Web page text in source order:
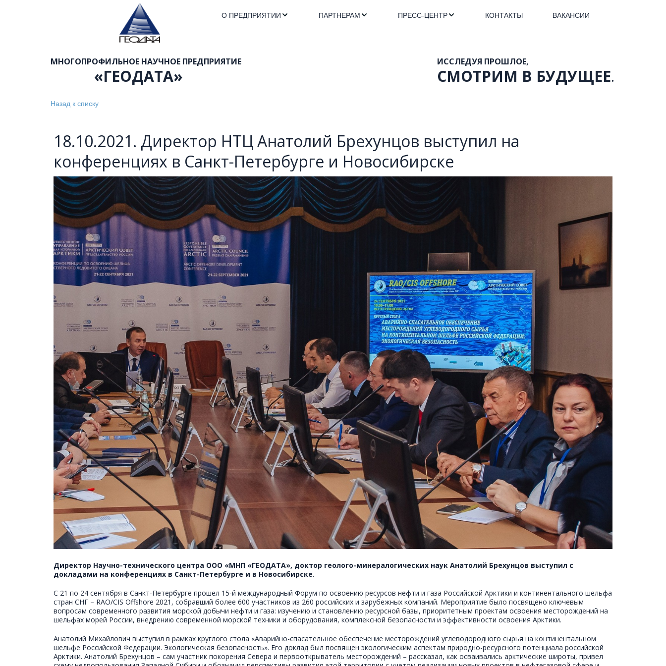
О ПРЕДПРИЯТИИ ПАРТНЕРАМ ПРЕСС-ЦЕНТР КОНТАКТЫ ВАКАНСИИ
МНОГОПРОФИЛЬНОЕ НАУЧНОЕ ПРЕДПРИЯТИЕ
«ГЕОДАТА» СМОТРИМ В БУДУЩЕЕ.
Назад к списку
18.10.2021. Директор НТЦ Анатолий Брехунцов выступил на
конференциях в Санкт-Петербурге и Новосибирске
Директор Научно-технического центра ООО «МНП «ГЕОДАТА», доктор геолого-минералогических наук Анатолий Брехунцов выступил с
докладами на конференциях в Санкт-Петербурге и в Новосибирске.
С 21 по 24 сентября в Санкт-Петербурге прошел 15-й международный Форум по освоению ресурсов нефти и газа Российской Арктики и континентального шельфа
стран СНГ – RAO/CIS Offshore 2021, собравший более 600 участников из 260 российских и зарубежных компаний. Мероприятие было посвящено ключевым
вопросам современного развития морской добычи нефти и газа: изучению и становлению ресурсной базы, приоритетным проектам освоения месторождений на
шельфах морей России, внедрению современной морской техники и оборудования, комплексной безопасности и эффективности освоения Арктики.
Анатолий Михайлович выступил в рамках круглого стола «Аварийно-спасательное обеспечение месторождений углеводородного сырья на континентальном
шельфе Российской Федерации. Экологическая безопасность». Его доклад был посвящен экологическим аспектам природно-ресурсного потенциала российской
Арктики. Анатолий Брехунцов – сам участник покорения Севера и первооткрыватель месторождений – рассказал, как осваивались арктические широты, привел